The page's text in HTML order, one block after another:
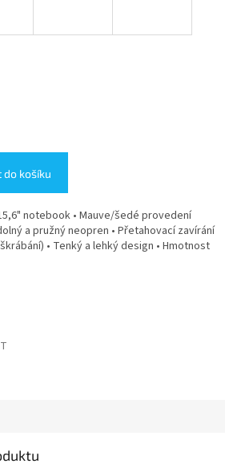
do košíku
notebook • Mauve/šedé provedení
a pružný neopren • Přetahovací zavírání
• Tenký a lehký design • Hmotnost